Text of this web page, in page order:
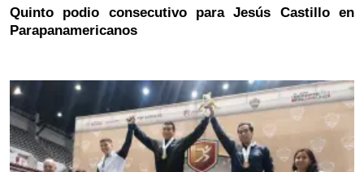
Quinto podio consecutivo para Jesús Castillo en
Parapanamericanos